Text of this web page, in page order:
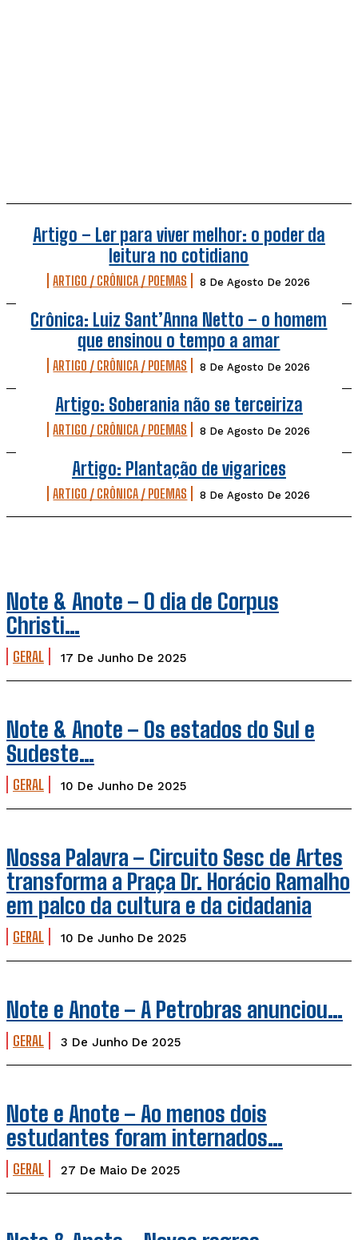
Artigo – Ler para viver melhor: o poder da
leitura no cotidiano
ARTIGO / CRÔNICA / POEMAS 8 De Agosto De 2026
Crônica: Luiz Sant’Anna Netto – o homem
que ensinou o tempo a amar
ARTIGO / CRÔNICA / POEMAS 8 De Agosto De 2026
Artigo: Soberania não se terceiriza
ARTIGO / CRÔNICA / POEMAS 8 De Agosto De 2026
Artigo: Plantação de vigarices
ARTIGO / CRÔNICA / POEMAS 8 De Agosto De 2026
Note & Anote – O dia de Corpus
Christi…
GERAL 17 De Junho De 2025
Note & Anote – Os estados do Sul e
Sudeste…
GERAL 10 De Junho De 2025
Nossa Palavra – Circuito Sesc de Artes
transforma a Praça Dr. Horácio Ramalho
em palco da cultura e da cidadania
GERAL 10 De Junho De 2025
Note e Anote – A Petrobras anunciou…
GERAL 3 De Junho De 2025
Note e Anote – Ao menos dois
estudantes foram internados…
GERAL 27 De Maio De 2025